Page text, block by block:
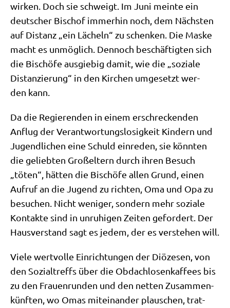
wir­ken. Doch sie schweigt. Im Juni mein­te ein
deut­scher Bischof immer­hin noch, dem Näch­sten
auf Distanz „ein Lächeln“ zu schen­ken. Die Mas­ke
macht es unmög­lich. Den­noch beschäf­tig­ten sich
die Bischö­fe aus­gie­big damit, wie die „sozia­le
Distan­zie­rung“ in den Kir­chen umge­setzt wer­
den kann.
Da die Regie­ren­den in einem erschrecken­den
Anflug der Ver­ant­wor­tungs­lo­sig­keit Kin­dern und
Jugend­li­chen eine Schuld ein­re­den, sie könn­ten
die gelieb­ten Groß­el­tern durch ihren Besuch
„töten“, hät­ten die Bischö­fe allen Grund, einen
Auf­ruf an die Jugend zu rich­ten, Oma und Opa zu
besu­chen. Nicht weni­ger, son­dern mehr sozia­le
Kon­tak­te sind in unru­hi­gen Zei­ten gefor­dert. Der
Haus­ver­stand sagt es jedem, der es ver­ste­hen will.
Vie­le wert­vol­le Ein­rich­tun­gen der Diö­ze­sen, von
den Sozi­al­treffs über die Obdach­lo­sen­kaf­fees bis
zu den Frau­en­run­den und den net­ten Zusam­men­
künf­ten, wo Omas mit­ein­an­der plau­schen, trat­